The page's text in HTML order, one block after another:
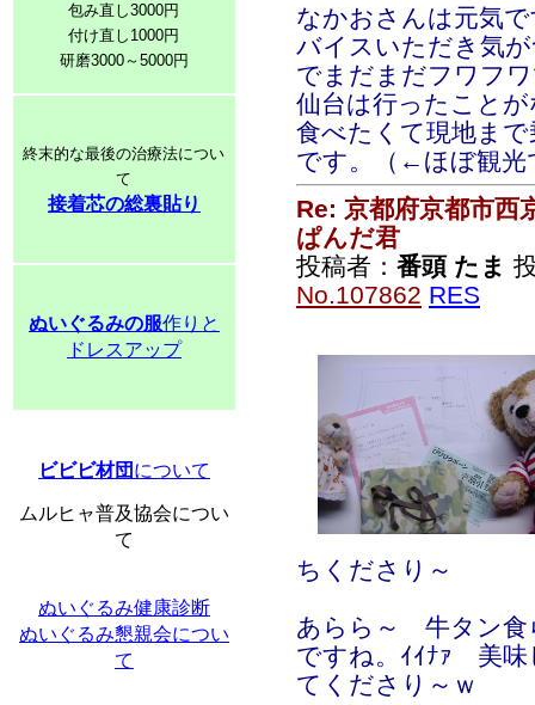
包み直し3000円
付け直し1000円
研磨3000～5000円
終末的な最後の治療法につい
て
接着芯の総裏貼り
ぬいぐるみの服作りと
ドレスアップ
ビビビ材団 について
ムルヒャ普及協会につい
て
ぬいぐるみ健康診断
ぬいぐるみ懇親会につい
て
なかおさんは元気
バイスいただき気
でまだまだフワフ
仙台は行ったこと
食べたくて現地ま
です。（←ほぼ観光
Re: 京都府京都市西
ぱんだ君
投稿者： 番頭 たま
No.107862 RES
ちくださり～
あらら～ 牛タン食
ですね。ｲｲﾅｧ 美味
てくださり～ｗ